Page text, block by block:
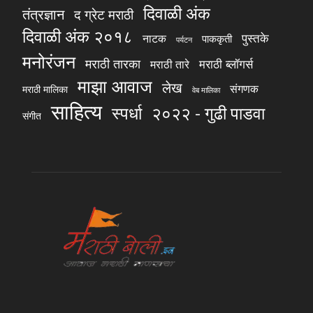
तंत्रज्ञान द ग्रेट मराठी दिवाळी अंक
दिवाळी अंक २०१८
नाटक पर्यटन पाककृती पुस्तके
मनोरंजन मराठी तारका मराठी तारे मराठी ब्लॉगर्स
मराठी मालिका माझा आवाज लेख वेब मालिका संगणक
संगीत साहित्य स्पर्धा २०२२ - गुढी पाडवा